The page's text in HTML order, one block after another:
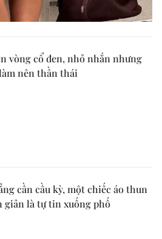
vòng cổ đen, nhỏ nhắn nhưng
nên thần thái
cần cầu kỳ, một chiếc áo thun
giản là tự tin xuống phố